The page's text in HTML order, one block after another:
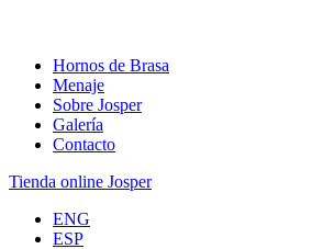
Hornos de Brasa
Menaje
Sobre Josper
Galería
Contacto
Tienda online Josper
ENG
ESP